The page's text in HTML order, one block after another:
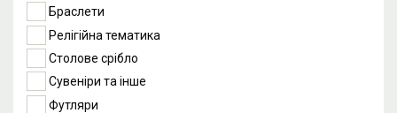
Браслети
Релігійна тематика
Столове срібло
Сувеніри та інше
Футляри